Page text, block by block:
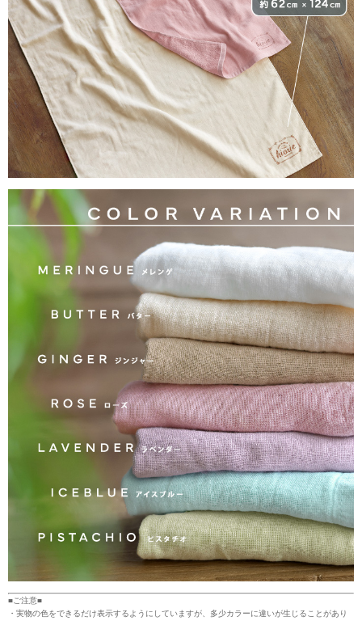
■ご注意■
・実物の色をできるだけ表示するようにしていますが、多少カラーに違いが生じることがあり